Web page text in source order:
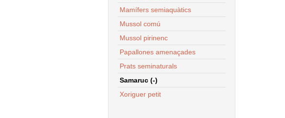
Mamífers semiaquàtics
Mussol comú
Mussol pirinenc
Papallones amenaçades
Prats seminaturals
Samaruc (-)
Xoriguer petit